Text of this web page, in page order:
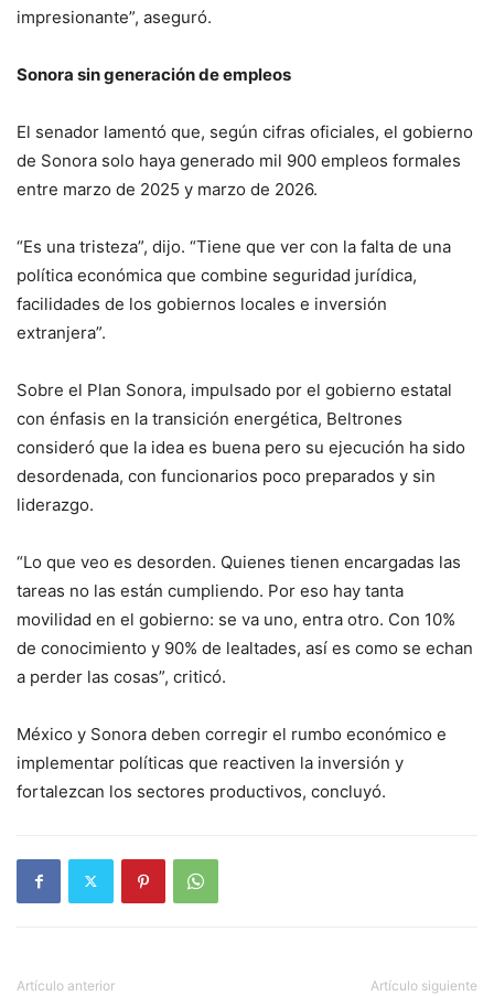
impresionante”, aseguró.
Sonora sin generación de empleos
El senador lamentó que, según cifras oficiales, el gobierno
de Sonora solo haya generado mil 900 empleos formales
entre marzo de 2025 y marzo de 2026.
“Es una tristeza”, dijo. “Tiene que ver con la falta de una
política económica que combine seguridad jurídica,
facilidades de los gobiernos locales e inversión
extranjera”.
Sobre el Plan Sonora, impulsado por el gobierno estatal
con énfasis en la transición energética, Beltrones
consideró que la idea es buena pero su ejecución ha sido
desordenada, con funcionarios poco preparados y sin
liderazgo.
“Lo que veo es desorden. Quienes tienen encargadas las
tareas no las están cumpliendo. Por eso hay tanta
movilidad en el gobierno: se va uno, entra otro. Con 10%
de conocimiento y 90% de lealtades, así es como se echan
a perder las cosas”, criticó.
México y Sonora deben corregir el rumbo económico e
implementar políticas que reactiven la inversión y
fortalezcan los sectores productivos, concluyó.
Artículo anterior Artículo siguiente